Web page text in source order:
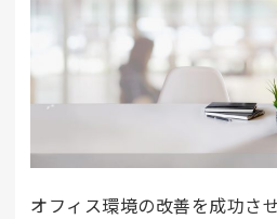
オフィス環境の改善を成功さ